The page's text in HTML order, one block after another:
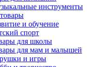
инструменты
и обучение
спорт
для школы
для мам и малышей
и игры